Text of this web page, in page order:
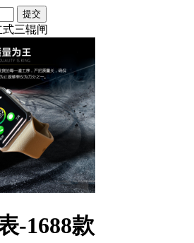
式三辊闸
-1688款